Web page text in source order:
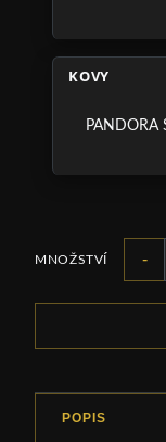
KOVY
PANDORA
MNOŽSTVÍ -
POPIS